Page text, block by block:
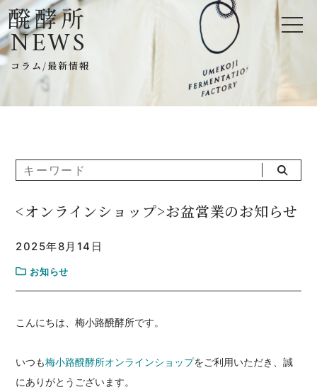
NEWS
コラム/最新情報
<オンラインショップ>お盆営業のお知らせ
2025年8月14日
お知らせ
こんにちは、梅小路醗酵所です。
いつも梅小路醗酵所オンラインショップをご利用いただき、誠
にありがとうございます。